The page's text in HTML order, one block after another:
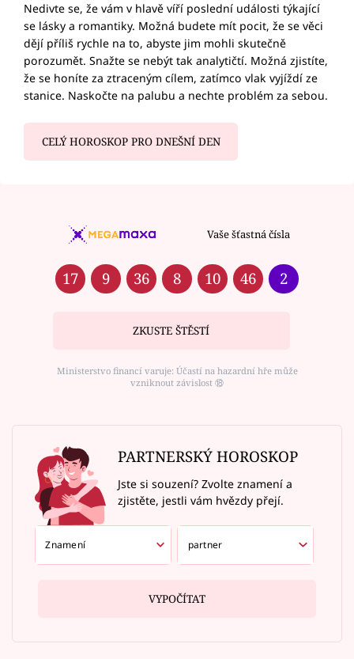
Nedivte se, že vám v hlavě víří poslední události týkající
se lásky a romantiky. Možná budete mít pocit, že se věci
dějí příliš rychle na to, abyste jim mohli skutečně
porozumět. Snažte se nebýt tak analytičtí. Možná zjistíte,
že se honíte za ztraceným cílem, zatímco vlak vyjíždí ze
stanice. Naskočte na palubu a nechte problém za sebou.
CELÝ HOROSKOP PRO DNEŠNÍ DEN
Vaše šťastná čísla
17 9 36 8 10 46 2
ZKUSTE ŠTĚSTÍ
Ministerstvo financí varuje: Účastí na hazardní hře může
vzniknout závislost ⑱
PARTNERSKÝ HOROSKOP
Jste si souzení? Zvolte znamení a
zjistěte, jestli vám hvězdy přejí.
VYPOČÍTAT